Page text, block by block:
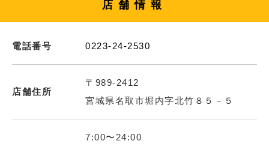
店舗情報
電話番号 0223-24-2530
店舗住所
〒989-2412
宮城県名取市堀内字北竹８５－５
7:00〜24:00